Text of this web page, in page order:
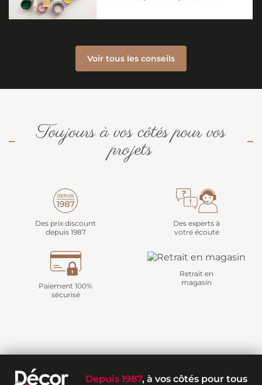
Voir tous les conseils
Toujours à vos côtés pour vos
projets
Des prix discount
depuis 1987
Des experts à
votre écoute
Paiement 100%
sécurisé
Retrait en
magasin
Depuis 1987, à vos côtés pour tous